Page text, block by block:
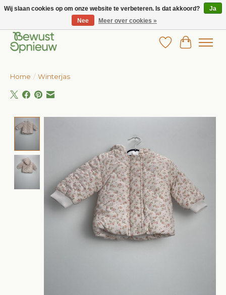
Wij bieden het grootste aanbod in betaalbare kinderkleding!
Verlanglijst
Home / Winterjas
Wij slaan cookies op om onze website te verbeteren. Is dat akkoord?
Ja
Nee
Meer over cookies »